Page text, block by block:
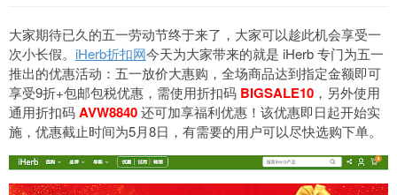
大家期待已久的五一劳动节终于来了，大家可以趁此机会享受一
次小长假。 iHerb折扣网今天为大家带来的就是 iHerb 专门为五一
推出的优惠活动：五一放价大惠购 ，全场商品达到指定金额即可
享受9折+包邮包税优惠，需使用折扣码 BIGSALE10 ，另外使用
通用折扣码AVW8840还可加享福利优惠！ 该优惠即日起开始实
施， 优惠截止时间为5月8日，有需要的用户可以尽快选购下单。